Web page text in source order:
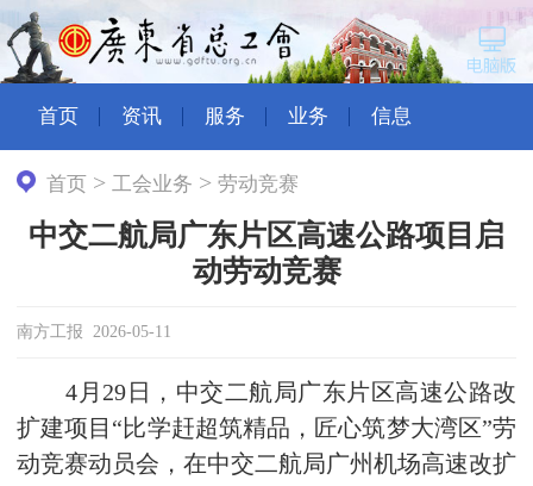
首页 资讯 服务 业务 信息
首页 > 工会业务 >劳动竞赛
中交二航局广东片区高速公路项目启
动劳动竞赛
南方工报 2026-05-11
4月29日，中交二航局广东片区高速公路改
扩建项目“比学赶超筑精品，匠心筑梦大湾区”劳
动竞赛动员会，在中交二航局广州机场高速改扩